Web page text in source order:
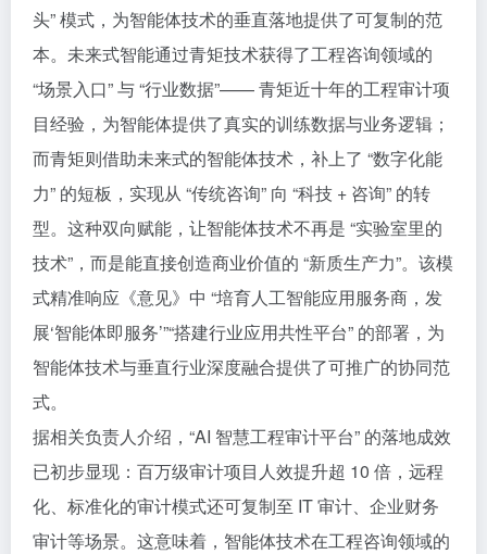
头” 模式，为智能体技术的垂直落地提供了可复制的范
本。未来式智能通过青矩技术获得了工程咨询领域的
“场景入口” 与 “行业数据”—— 青矩近十年的工程审计项
目经验，为智能体提供了真实的训练数据与业务逻辑；
而青矩则借助未来式的智能体技术，补上了 “数字化能
力” 的短板，实现从 “传统咨询” 向 “科技 + 咨询” 的转
型。这种双向赋能，让智能体技术不再是 “实验室里的
技术”，而是能直接创造商业价值的 “新质生产力”。该模
式精准响应《意见》中 “培育人工智能应用服务商，发
展‘智能体即服务’”“搭建行业应用共性平台” 的部署，为
智能体技术与垂直行业深度融合提供了可推广的协同范
式。
据相关负责人介绍，“AI 智慧工程审计平台” 的落地成效
已初步显现：百万级审计项目人效提升超 10 倍，远程
化、标准化的审计模式还可复制至 IT 审计、企业财务
审计等场景。这意味着，智能体技术在工程咨询领域的